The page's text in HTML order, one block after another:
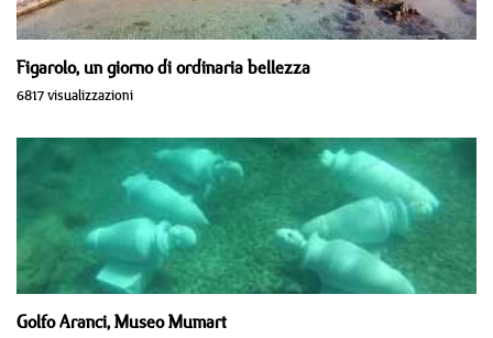
Figarolo, un giorno di ordinaria bellezza
6817 visualizzazioni
Golfo Aranci, Museo Mumart